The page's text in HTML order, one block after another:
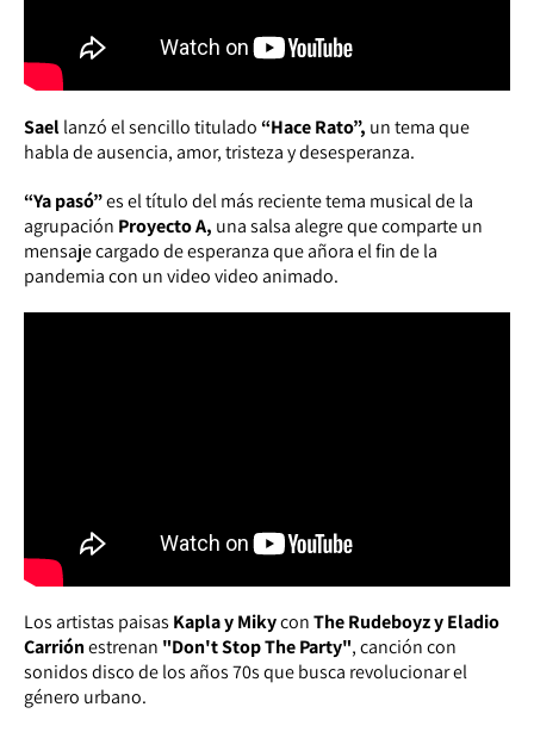
Saellanzó el sencillo titulado“Hace Rato”, un tema que
habla de ausencia, amor, tristeza y desesperanza.
“Ya pasó”es el título del más reciente tema musical de la
agrupación Proyecto A, una salsa alegre que comparte un
mensaje cargado de esperanza que añora el fin de la
pandemia con un video video animado.
Los artistas paisas Kapla y MikyconThe Rudeboyz y Eladio
Carriónestrenan "Don't Stop The Party", canción con
sonidos disco de los años 70s que busca revolucionar el
género urbano.